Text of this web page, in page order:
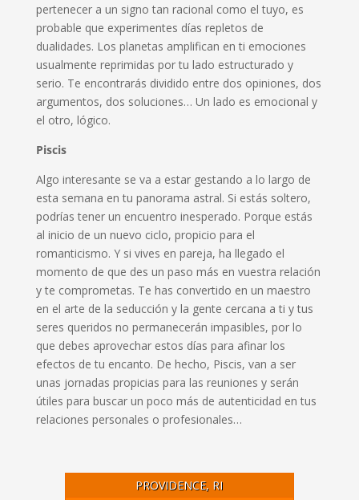
pertenecer a un signo tan racional como el tuyo, es
probable que experimentes días repletos de
dualidades. Los planetas amplifican en ti emociones
usualmente reprimidas por tu lado estructurado y
serio. Te encontrarás dividido entre dos opiniones, dos
argumentos, dos soluciones… Un lado es emocional y
el otro, lógico.
Piscis
Algo interesante se va a estar gestando a lo largo de
esta semana en tu panorama astral. Si estás soltero,
podrías tener un encuentro inesperado. Porque estás
al inicio de un nuevo ciclo, propicio para el
romanticismo. Y si vives en pareja, ha llegado el
momento de que des un paso más en vuestra relación
y te comprometas. Te has convertido en un maestro
en el arte de la seducción y la gente cercana a ti y tus
seres queridos no permanecerán impasibles, por lo
que debes aprovechar estos días para afinar los
efectos de tu encanto. De hecho, Piscis, van a ser
unas jornadas propicias para las reuniones y serán
útiles para buscar un poco más de autenticidad en tus
relaciones personales o profesionales…
PROVIDENCE, RI